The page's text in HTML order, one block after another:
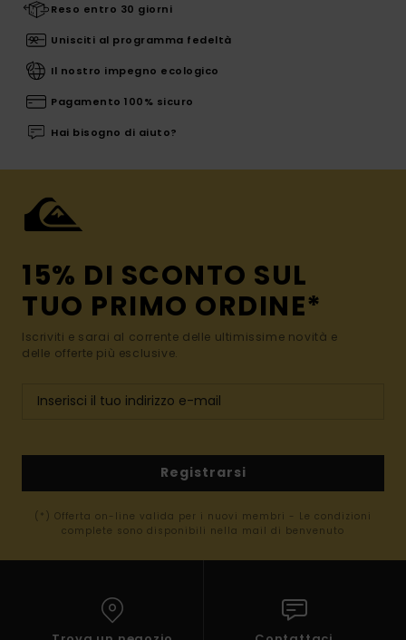
Reso entro 30 giorni
Unisciti al programma fedeltà
Il nostro impegno ecologico
Pagamento 100% sicuro
Hai bisogno di aiuto?
15% DI SCONTO SUL
TUO PRIMO ORDINE*
Iscriviti e sarai al corrente delle ultimissime novità e
delle offerte più esclusive.
Registrarsi
(*) Offerta on-line valida per i nuovi membri - Le condizioni
complete sono disponibili nella mail di benvenuto